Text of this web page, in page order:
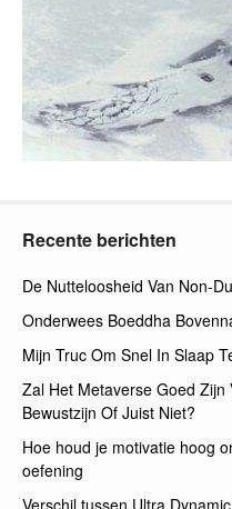
Recente berichten
De Nutteloosheid Van Non-
Onderwees Boeddha
Mijn Truc Om Snel In Slaap
Zal Het Metaverse Goed Zijn
Bewustzijn Of Juist Niet?
Hoe houd je motivatie hoog
oefening